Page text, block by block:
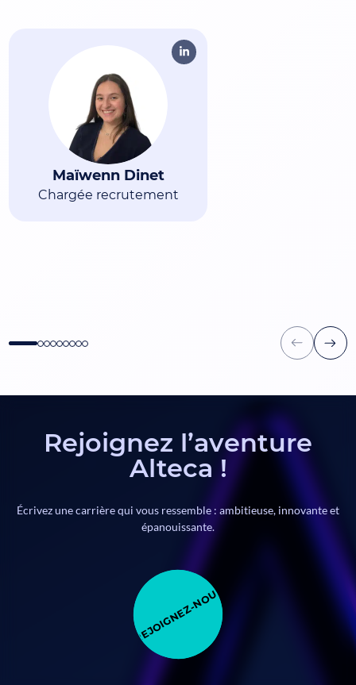
Maïwenn Dinet
Chargée recrutement
Lyon
Rejoignez l’aventure
Alteca !
Écrivez une carrière qui vous ressemble : ambitieuse, innovante et
épanouissante.
REJOIGNEZ-NOUS REJOIGNEZ-NOUS REJOIGNEZ-NOUS